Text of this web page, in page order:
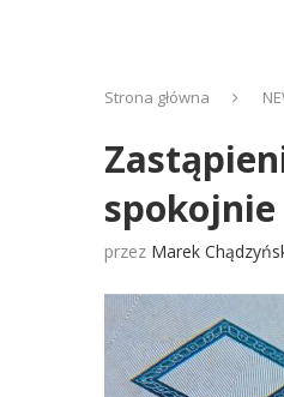
Strona główna
spokojnie
przez Marek